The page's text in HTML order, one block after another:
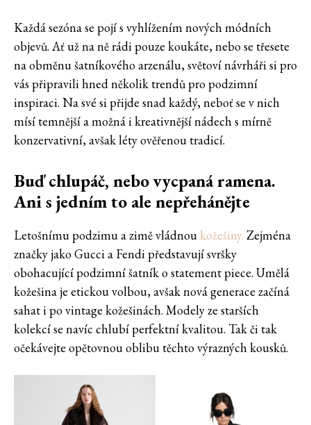
Každá sezóna se pojí s vyhlížením nových módních
objevů. Ať už na ně rádi pouze koukáte, nebo se třesete
na obměnu šatníkového arzenálu, světoví návrháři si pro
vás připravili hned několik trendů pro podzimní
inspiraci. Na své si přijde snad každý, neboť se v nich
mísí temnější a možná i kreativnější nádech s mírně
konzervativní, avšak léty ověřenou tradicí.
Buď chlupáč, nebo vycpaná ramena.
Ani s jedním to ale nepřehánějte
Letošnímu podzimu a zimě vládnou kožešiny. Zejména
značky jako Gucci a Fendi představují svršky
obohacující podzimní šatník o statement piece. Umělá
kožešina je etickou volbou, avšak nová generace začíná
sahat i po vintage kožešinách. Modely ze starších
kolekcí se navíc chlubí perfektní kvalitou. Tak či tak
očekávejte opětovnou oblibu těchto výrazných kousků.